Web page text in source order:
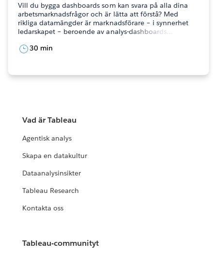
Vill du bygga dashboards som kan svara på alla dina
arbetsmarknadsfrågor och är lätta att förstå? Med
rikliga datamängder är marknadsförare – i synnerhet
ledarskapet – beroende av analys-dashboards…
30 min
Vad är Tableau
Agentisk analys
Skapa en datakultur
Dataanalysinsikter
Tableau Research
Kontakta oss
Tableau-communityt